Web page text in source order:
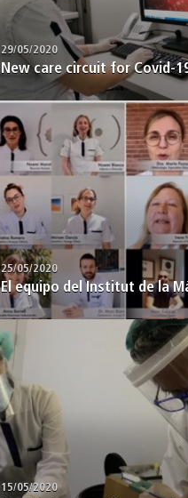
29/05/2020
New care circuit for Covid-
25/05/2020
El equipo del Institut de la
15/05/2020